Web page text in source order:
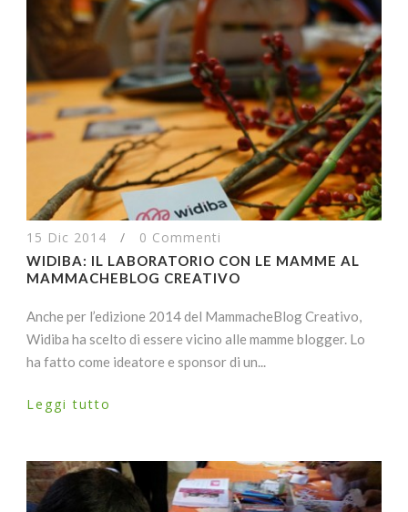
15 Dic 2014 / 0 Commenti
WIDIBA: IL LABORATORIO CON LE MAMME AL
MAMMACHEBLOG CREATIVO
Anche per l’edizione 2014 del MammacheBlog Creativo,
Widiba ha scelto di essere vicino alle mamme blogger. Lo
ha fatto come ideatore e sponsor di un...
Leggi tutto